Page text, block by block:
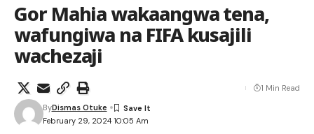
Gor Mahia wakaangwa tena,
wafungiwa na FIFA kusajili
wachezaji
February 29, 2024 10:05 Am
ByDismas Otuke
1 Min Read